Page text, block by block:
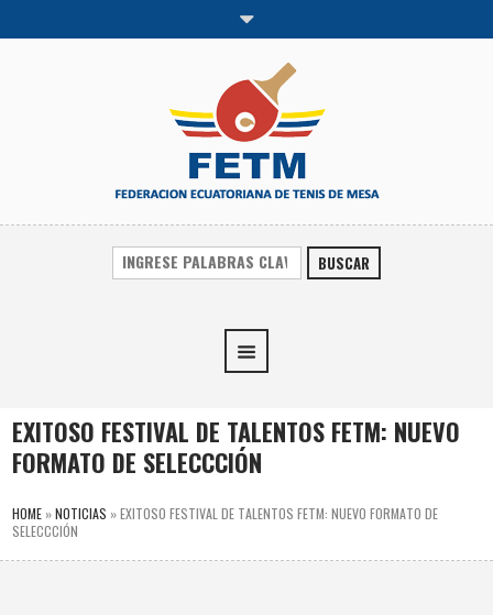
BUSCAR
EXITOSO FESTIVAL DE TALENTOS FETM: NUEVO
FORMATO DE SELECCCIÓN
HOME »NOTICIAS »EXITOSO FESTIVAL DE TALENTOS FETM: NUEVO FORMATO DE
SELECCCIÓN